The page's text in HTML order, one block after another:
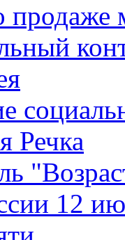
продаже
Речка
12